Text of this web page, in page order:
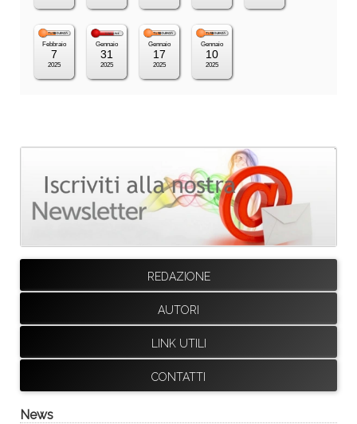
Febbraio
7
2025
Gennaio
31
2025
Gennaio
17
2025
Gennaio
10
2025
REDAZIONE
AUTORI
LINK UTILI
CONTATTI
News